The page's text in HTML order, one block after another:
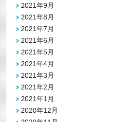
2021年9月
2021年8月
2021年7月
2021年6月
2021年5月
2021年4月
2021年3月
2021年2月
2021年1月
2020年12月